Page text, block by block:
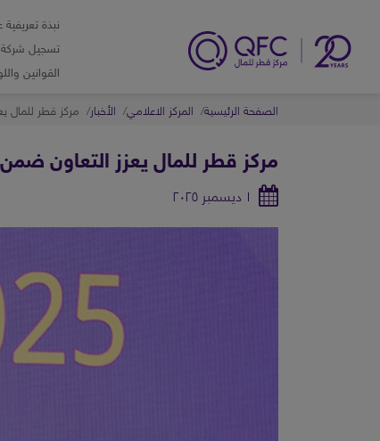
نبذة
تسجيل شركة
القوانين
الصفحة الرئيسية المركز الاعلامي الأخبار مركز قطر للمال
مركز قطر للمال يعزز التعاون
١ ديسمبر ٢٠٢٥